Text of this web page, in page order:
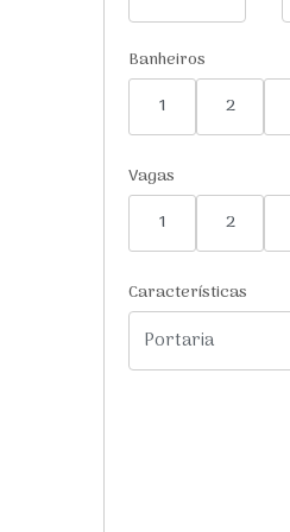
Banheiros
1
2
Vagas
1
2
Características